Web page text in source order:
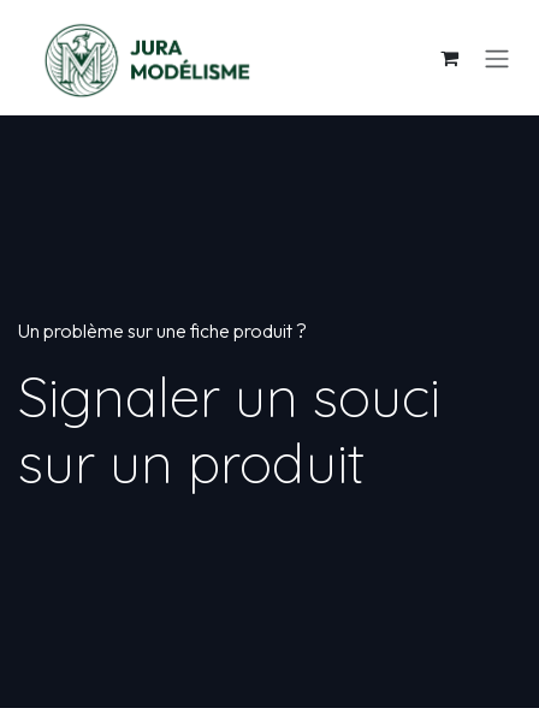
Un problème sur une fiche produit ?
Signaler un souci
sur un produit